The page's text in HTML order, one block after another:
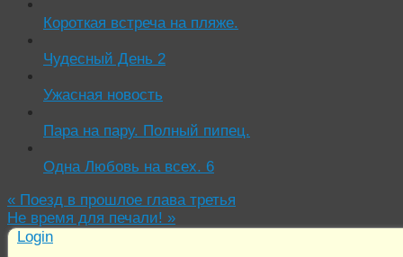
Короткая встреча на пляже.
Чудесный День 2
Ужасная новость
Пара на пару. Полный пипец.
Одна Любовь на всех. 6
« Поезд в прошлое глава третья
Не время для печали! »
Login